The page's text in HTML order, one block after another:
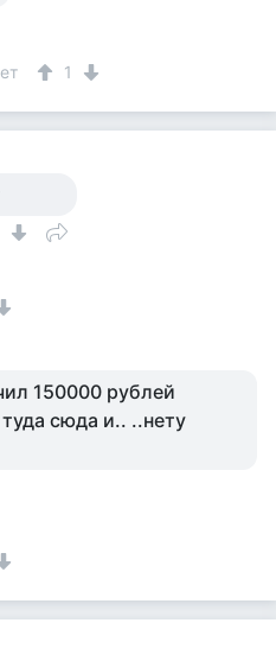
1
150000 рублей
сюда и.. ..нету